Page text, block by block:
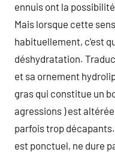
ennuis ont la
Mais lorsque cette
habituellement, c’est
déshydratation.
et sa ornement
gras qui constitue un
agressions ) est
parfois trop
est ponctuel, ne dure